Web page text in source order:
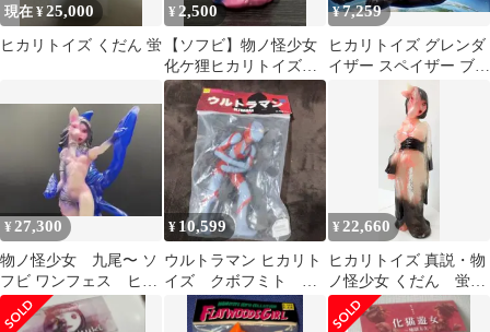
現在 ¥25,000
ヒカリトイズ くだん 蛍
¥ 2,500
【ソフビ】物ノ怪少女
化ケ狸ヒカリトイズ
HIKARI TOYS】
¥7,259
ヒカリトイズ グレンダ
イザー スペイザー ブラ
ックバージョン ソフビ
¥ 27,300
物ノ怪少女 九尾〜 ソ
フビ ワンフェス ヒカ
リトイズ HIKARI
TOYS
¥ 10,599
ウルトラマン ヒカリト
イズ クボフミト 円
谷プロ ツブラヤ
¥ 22,660
ヒカリトイズ 真説・物
ノ怪少女 くだん 蛍
蓄光成型/クリア着物